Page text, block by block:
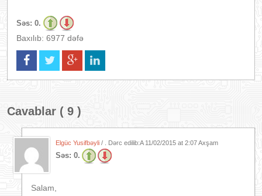
Səs: 0.
Baxılıb: 6977 dəfə
Cavablar ( 9 )
Elgüc Yusifbəyli / . Dərc edilib:A 11/02/2015 at 2:07 Axşam
Səs: 0.
Salam,